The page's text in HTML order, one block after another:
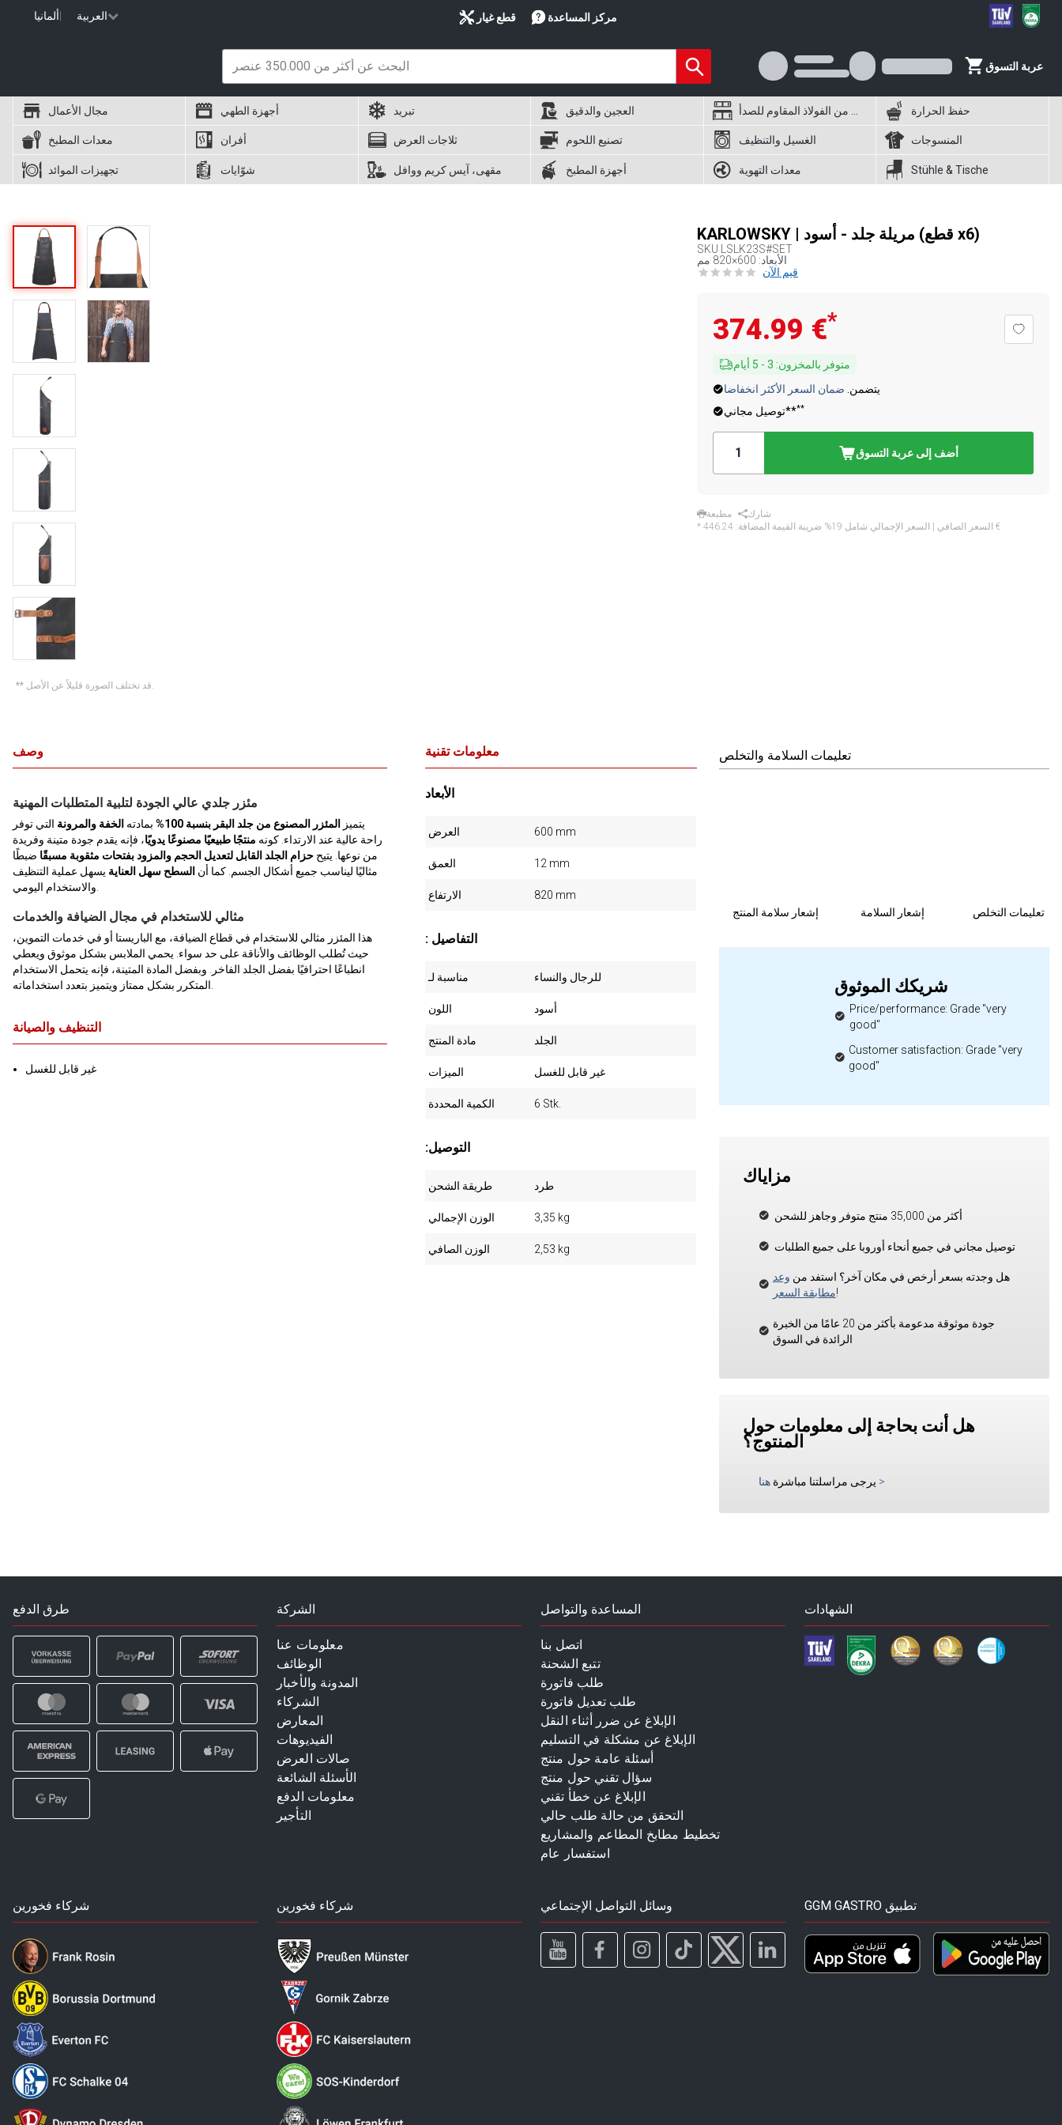
ألمانيا العربية قطع غيار مركز المساعدة
عربة التسوق
مجال الأعمال أجهزة الطهي تبريد العجين والدقيق حفظ الحرارة
معدات المطبخ أفران ثلاجات العرض تصنيع اللحوم الغسيل والتنظيف المنسوجات
تجهيزات الموائد شوّايات مقهى، آيس كريم ووافل أجهزة المطبخ معدات التهوية Stühle & Tische
** قد تختلف الصورة قليلاً عن الأصل.
KARLOWSKY | مريلة جلد - أسود (قطع x6)
SKU
LSLK23S#SET
الأبعاد: 600×820 مم
قيم الآن
‏374.99 €*
متوفر بالمخزون:
3
-
5 أيام
يتضمن. ضمان السعر الأكثر انخفاضا
توصيل مجاني****
أضف إلى عربة التسوق
مطبعة
شارك
* السعر الصافي | السعر الإجمالي شامل 19% ضريبة القيمة المضافة: ‏446.24 €
وصف
مئزر جلدي عالي الجودة لتلبية المتطلبات المهنية
يتميز المئزر المصنوع من جلد البقر بنسبة 100% بمادته الخفة والمرونة التي توفر
راحة عالية عند الارتداء. كونه منتجًا طبيعيًا مصنوعًا يدويًا، فإنه يقدم جودة متينة وفريدة
من نوعها. يتيح حزام الجلد القابل لتعديل الحجم والمزود بفتحات مثقوبة مسبقًا ضبطًا
مثاليًا ليناسب جميع أشكال الجسم. كما أن السطح سهل العناية يسهل عملية التنظيف
مثالي للاستخدام في مجال الضيافة والخدمات
هذا المئزر مثالي للاستخدام في قطاع الضيافة، مع الباريستا أو في خدمات التموين،
حيث تُطلب الوظائف والأناقة على حد سواء. يحمي الملابس بشكل موثوق ويعطي
انطباعًا احترافيًا بفضل الجلد الفاخر. وبفضل المادة المتينة، فإنه يتحمل الاستخدام
التنظيف والصيانة
غير قابل للغسل
معلومات تقنية
الأبعاد
العرض 600 mm
العمق 12 mm
الارتفاع 820 mm
: التفاصيل
مناسبة لـ للرجال والنساء
اللون أسود
مادة المنتج الجلد
الميزات غير قابل للغسل
الكمية المحددة 6 Stk.
:التوصيل
طريقة الشحن طرد
الوزن الإجمالي 3,35 kg
الوزن الصافي 2,53 kg
تعليمات السلامة والتخلص
إشعار سلامة المنتج إشعار السلامة تعليمات التخلص
شريكك الموثوق
Price/performance: Grade "very
good"
Customer satisfaction: Grade "very
good"
مزاياك
أكثر من 35,000 منتج متوفر وجاهز للشحن
توصيل مجاني في جميع أنحاء أوروبا على جميع الطلبات
هل وجدته بسعر أرخص في مكان آخر؟ استفد من وعد
مطابقة السعر!
جودة موثوقة مدعومة بأكثر من 20 عامًا من الخبرة
الرائدة في السوق
هل أنت بحاجة إلى معلومات حول
المنتوج؟
يرجى مراسلتنا مباشرة هنا >
طرق الدفع الشركة
معلومات عنا
الوظائف
المدونة والأخبار
الشركاء
المعارض
الفيديوهات
صالات العرض
الأسئلة الشائعة
معلومات الدفع
التأجير
المساعدة والتواصل
اتصل بنا
تتبع الشحنة
طلب فاتورة
طلب تعديل فاتورة
الإبلاغ عن ضرر أثناء النقل
الإبلاغ عن مشكلة في التسليم
أسئلة عامة حول منتج
سؤال تقني حول منتج
الإبلاغ عن خطأ تقني
التحقق من حالة طلب حالي
تخطيط مطابخ المطاعم والمشاريع
استفسار عام
الشهادات
شركاء فخورين شركاء فخورين وسائل التواصل الإجتماعي GGM GASTRO تطبيق